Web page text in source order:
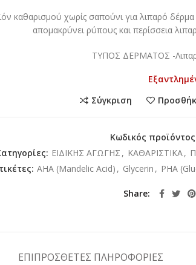
καθαρισμού χωρίς σαπούνι για λιπαρό
απομακρύνει ρύπους και περίσσεια
ΤΥΠΟΣ ΔΕΡΜΑΤΟΣ -
Σύγκριση
Κωδικός
ΕΙΔΙΚΗΣ ΑΓΩΓΗΣ , ΚΑΘΑΡΙΣΤΙΚΑ,
AHA (Mandelic Acid) , Glycerin , PHA
Share
ΕΠΙΠΡΌΣΘΕΤΕΣ ΠΛΗΡΟΦΟΡΊΕΣ